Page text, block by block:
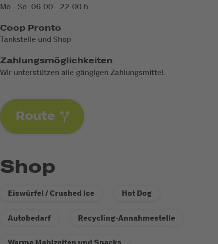
Mo - So: 06:00 - 22:00 h
Coop Pronto
Tankstelle und Shop
Zahlungsmöglichkeiten
Wir unterstützen alle gängigen Zahlungsmittel.
Route
Shop
Eiswürfel / Crushed Ice Hot Dog
Autobedarf Recycling-Annahmestelle